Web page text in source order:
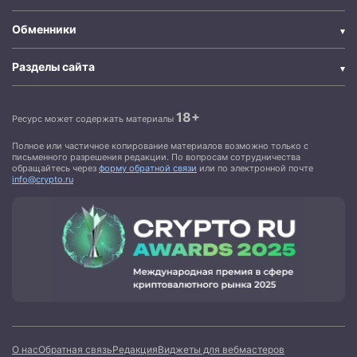
Обменники
Разделы сайта
Ресурс может содержать материалы 18+
Полное или частичное копирование материалов возможно только с
письменного разрешения редакции. По вопросам сотрудничества
обращайтесь через форму обратной связи или по электронной почте
info@crypto.ru
О насОбратная связьРедакцияВиджеты для вебмастеров